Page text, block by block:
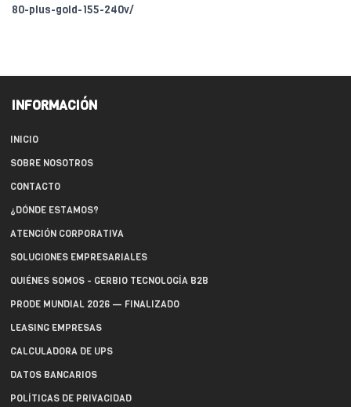
80-plus-gold-155-240v/
INFORMACIÓN
INICIO
SOBRE NOSOTROS
CONTACTO
¿DÓNDE ESTAMOS?
ATENCIÓN CORPORATIVA
SOLUCIONES EMPRESARIALES
QUIÉNES SOMOS - GERBIO TECNOLOGÍA B2B
PRODE MUNDIAL 2026 — FINALIZADO
LEASING EMPRESAS
CALCULADORA DE UPS
DATOS BANCARIOS
POLÍTICAS DE PRIVACIDAD